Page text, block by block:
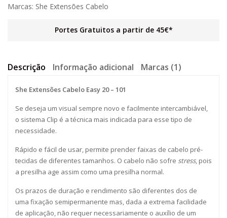
Marcas: She Extensões Cabelo
Portes Gratuitos a partir de 45€*
Descrição Informação adicional Marcas (1)
She Extensões Cabelo Easy 20 – 101
Se deseja um visual sempre novo e facilmente intercambiável,
o sistema Clip é a técnica mais indicada para esse tipo de
necessidade.
Rápido e fácil de usar, permite prender faixas de cabelo pré-
tecidas de diferentes tamanhos. O cabelo não sofre stress, pois
a presilha age assim como uma presilha normal.
Os prazos de duração e rendimento são diferentes dos de
uma fixação semipermanente mas, dada a extrema facilidade
de aplicação, não requer necessariamente o auxílio de um